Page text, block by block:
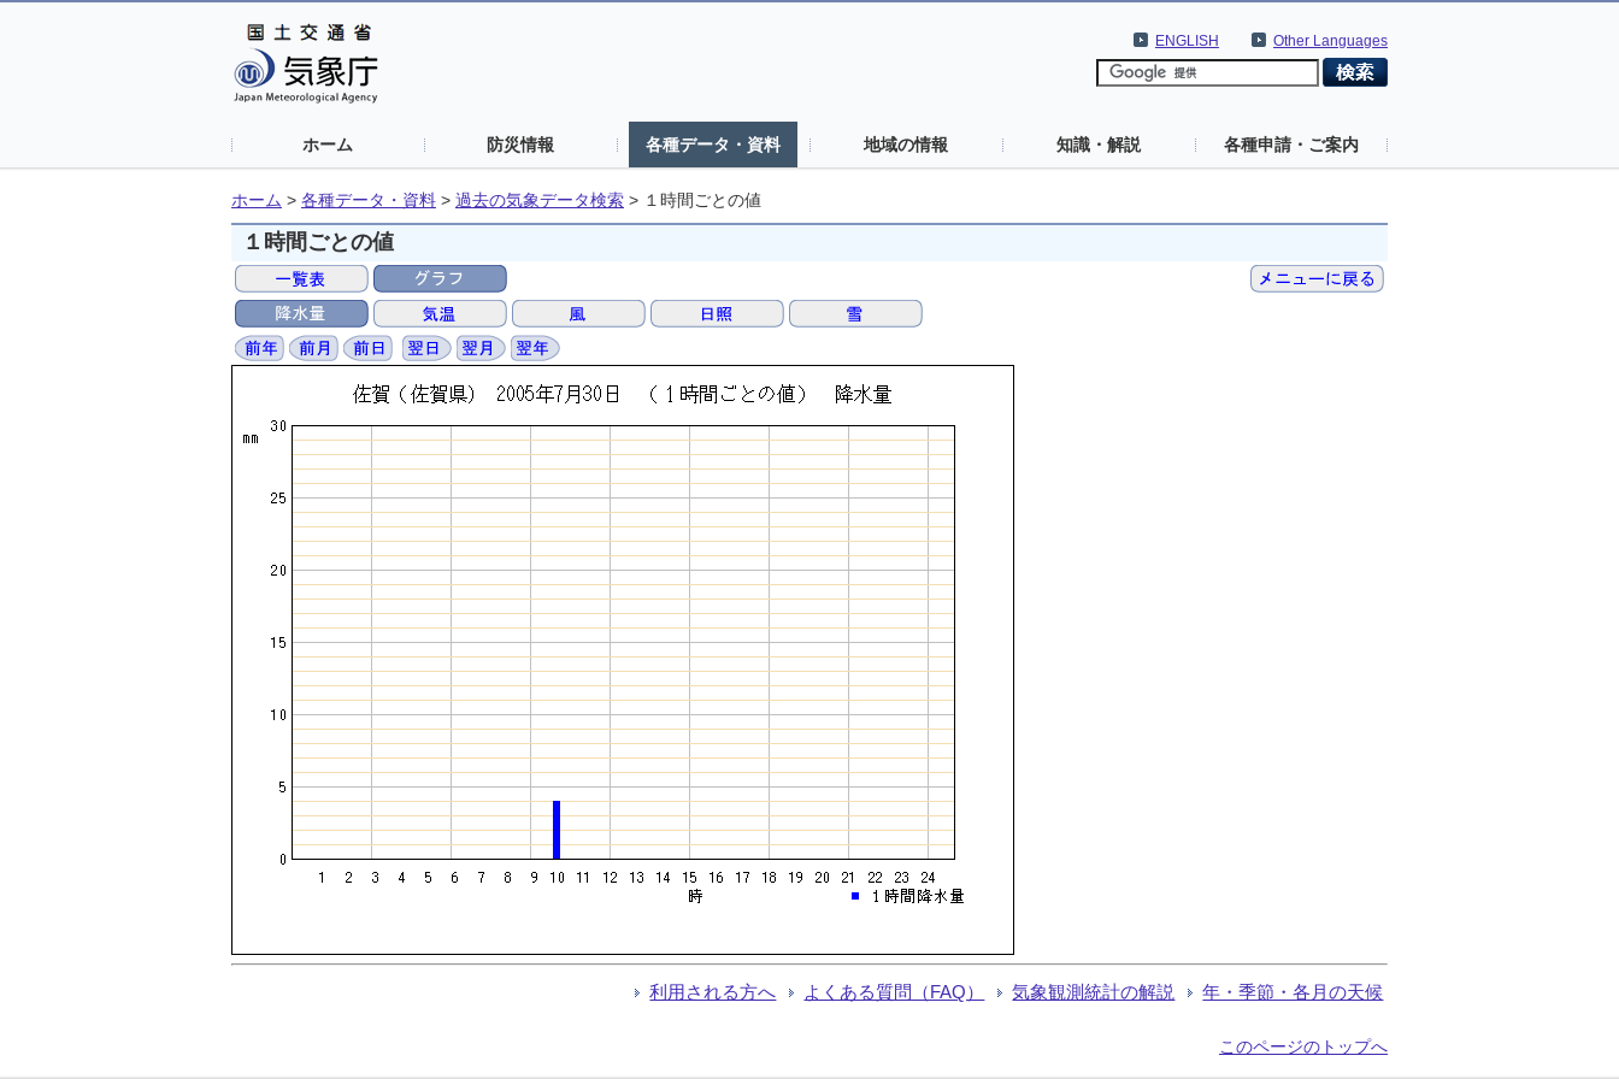
Other Languages
ENGLISH
ホーム 防災情報 各種データ・資料 地域の情報 知識・解説 各種申請・ご案内
ホーム > 各種データ・資料 > 過去の気象データ検索 > １時間ごとの値
１時間ごとの値
利用される方へ よくある質問（FAQ） 気象観測統計の解説 年・季節・各月の天候
このページのトップへ